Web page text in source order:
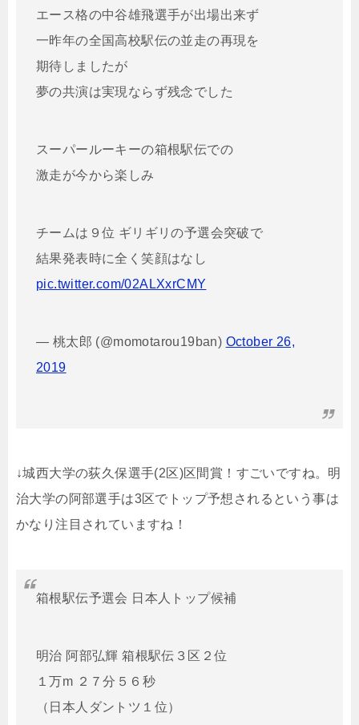
エース格の中谷雄飛選手が出場出来ず
一昨年の全国高校駅伝の並走の再現を
期待しましたが
夢の共演は実現ならず残念でした
スーパールーキーの箱根駅伝での
激走が今から楽しみ
チームは９位 ギリギリの予選会突破で
結果発表時に全く笑顔はなし
pic.twitter.com/02ALXxrCMY
— 桃太郎 (@momotarou19ban) October 26,
2019
↓城西大学の荻久保選手(2区)区間賞！すごいですね。明
治大学の阿部選手は3区でトップ予想されるという事は
かなり注目されていますね！
箱根駅伝予選会 日本人トップ候補
明治 阿部弘輝 箱根駅伝３区２位
１万m ２７分５６秒
（日本人ダントツ１位）